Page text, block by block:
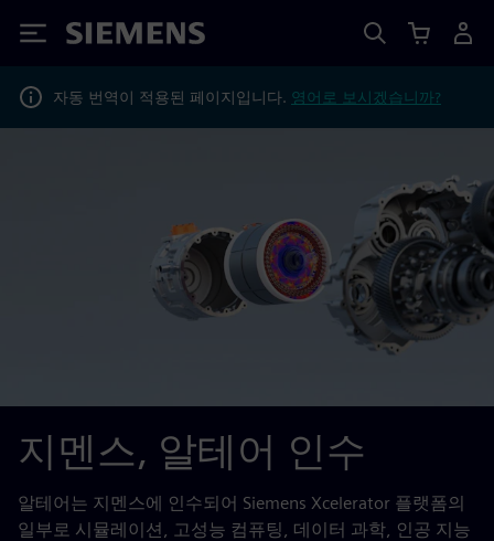
Siemens
자동 번역이 적용된 페이지입니다. 영어로 보시겠습니까?
지멘스, 알테어 인수
알테어는 지멘스에 인수되어 Siemens Xcelerator 플랫폼의
일부로 시뮬레이션, 고성능 컴퓨팅, 데이터 과학, 인공 지능